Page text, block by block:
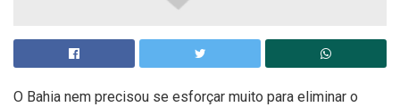
O Bahia nem precisou se esforçar muito para eliminar o